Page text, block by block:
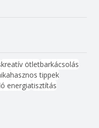
kreatív ötletbarkácsolás
hasznos tippek
energiatisztítás